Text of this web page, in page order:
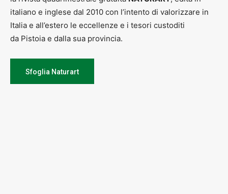
italiano e inglese dal 2010 con l’intento di valorizzare in
Italia e all’estero le eccellenze e i tesori custoditi
da Pistoia e dalla sua provincia.
Sfoglia Naturart